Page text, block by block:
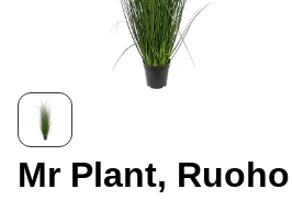
Mr Plant,